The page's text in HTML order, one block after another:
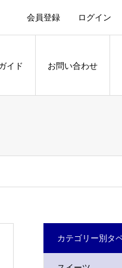
会員登録 ログイン
イド お問い合わせ
カテゴリー別タ